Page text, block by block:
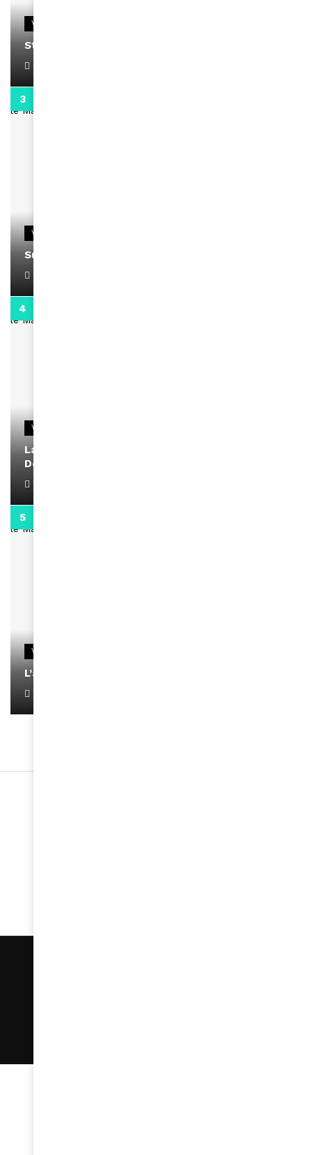
VIDEOS
Stacy passe un message
VIDEOS
Support Black Business Wee-kend
VIDEOS
La rubrique santé speciale coronavirus du
Docteur Makanda
VIDEOS
L’artiste Yoan s’exprime